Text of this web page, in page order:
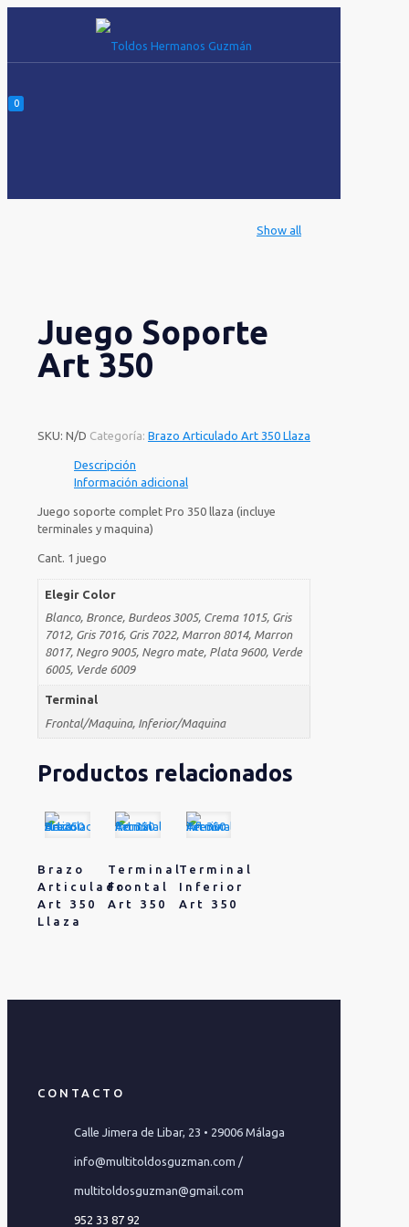
0
Show all
Juego Soporte
Art 350
SKU: N/D Categoría: Brazo Articulado Art 350 Llaza
Descripción
Información adicional
Juego soporte complet Pro 350 llaza (incluye
terminales y maquina)
Cant. 1 juego
Elegir Color
Blanco, Bronce, Burdeos 3005, Crema 1015, Gris
7012, Gris 7016, Gris 7022, Marron 8014, Marron
8017, Negro 9005, Negro mate, Plata 9600, Verde
6005, Verde 6009
Terminal
Frontal/Maquina, Inferior/Maquina
Productos relacionados
Brazo
Articulado
Art 350
Llaza
Terminal
Frontal
Art 350
Terminal
Inferior
Art 350
CONTACTO
Calle Jimera de Libar, 23 • 29006 Málaga
info@multitoldosguzman.com /
multitoldosguzman@gmail.com
952 33 87 92